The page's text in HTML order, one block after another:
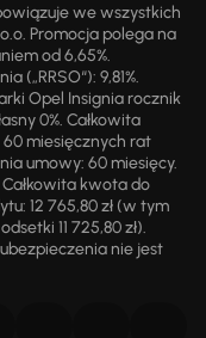
we wszystkich
Promocja polega na
od 6,65%.
(„RRSO“): 9,81%.
Opel Insignia rocznik
0%. Całkowita
60 miesięcznych rat
umowy: 60 miesięcy.
kwota do
12 765,80 zł (w tym
11 725,80 zł).
nie jest